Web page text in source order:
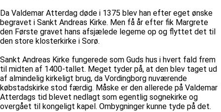
Da Valdemar Atterdag døde i 1375 blev han efter eget ønske
begravet i Sankt Andreas Kirke. Men få år efter fik Margrete
den Første gravet hans afsjælede legeme op og flyttet det til
den store klosterkirke i Sorø.
Sankt Andreas Kirke fungerede som Guds hus i hvert fald frem
til midten af 1400-tallet. Meget tyder på, at den blev taget ud
af almindelig kirkeligt brug, da Vordingborg nuværende
købstadskirke stod færdig. Måske er den allerede på Valdemar
Atterdags tid blevet nedlagt som egentlig sognekirke og
overgået til kongeligt kapel. Ombygninger kunne tyde på det.